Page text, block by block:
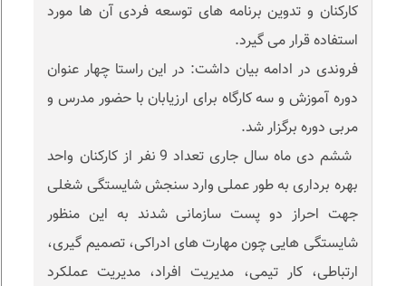
کارکنان و تدوین برنامه های توسعه فردی آن ها مورد
استفاده قرار می گیرد.
فروندی در ادامه بیان داشت: در این راستا چهار عنوان
دوره آموزش و سه کارگاه برای ارزیابان با حضور مدرس و
مربی دوره برگزار شد.
ششم دی ماه سال جاری تعداد 9 نفر از کارکنان واحد
بهره برداری به طور عملی وارد سنجش شایستگی شغلی
جهت احراز دو پست سازمانی شدند به این منظور
شایستگی هایی چون مهارت های ادراکی، تصمیم گیری،
ارتباطی، کار تیمی، مدیریت افراد، مدیریت عملکرد